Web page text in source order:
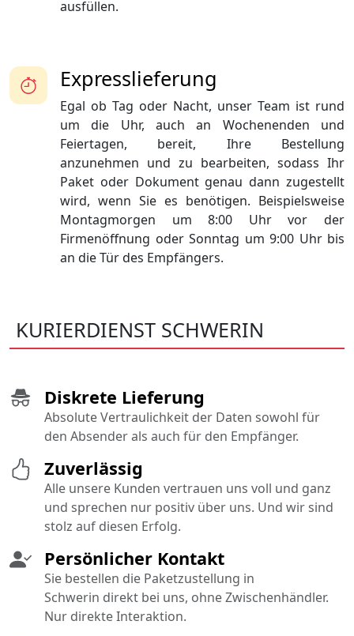
ausfüllen.
Expresslieferung
Egal ob Tag oder Nacht, unser Team ist rund
um die Uhr, auch an Wochenenden und
Feiertagen, bereit, Ihre Bestellung
anzunehmen und zu bearbeiten, sodass Ihr
Paket oder Dokument genau dann zugestellt
wird, wenn Sie es benötigen. Beispielsweise
Montagmorgen um 8:00 Uhr vor der
Firmenöffnung oder Sonntag um 9:00 Uhr bis
an die Tür des Empfängers.
KURIERDIENST SCHWERIN
Diskrete Lieferung
Absolute Vertraulichkeit der Daten sowohl für
den Absender als auch für den Empfänger.
Persönlicher Kontakt
Sie bestellen die Paketzustellung in
Schwerin direkt bei uns, ohne Zwischenhändler.
Nur direkte Interaktion.
Zuverlässig
Alle unsere Kunden vertrauen uns voll und ganz
und sprechen nur positiv über uns. Und wir sind
stolz auf diesen Erfolg.